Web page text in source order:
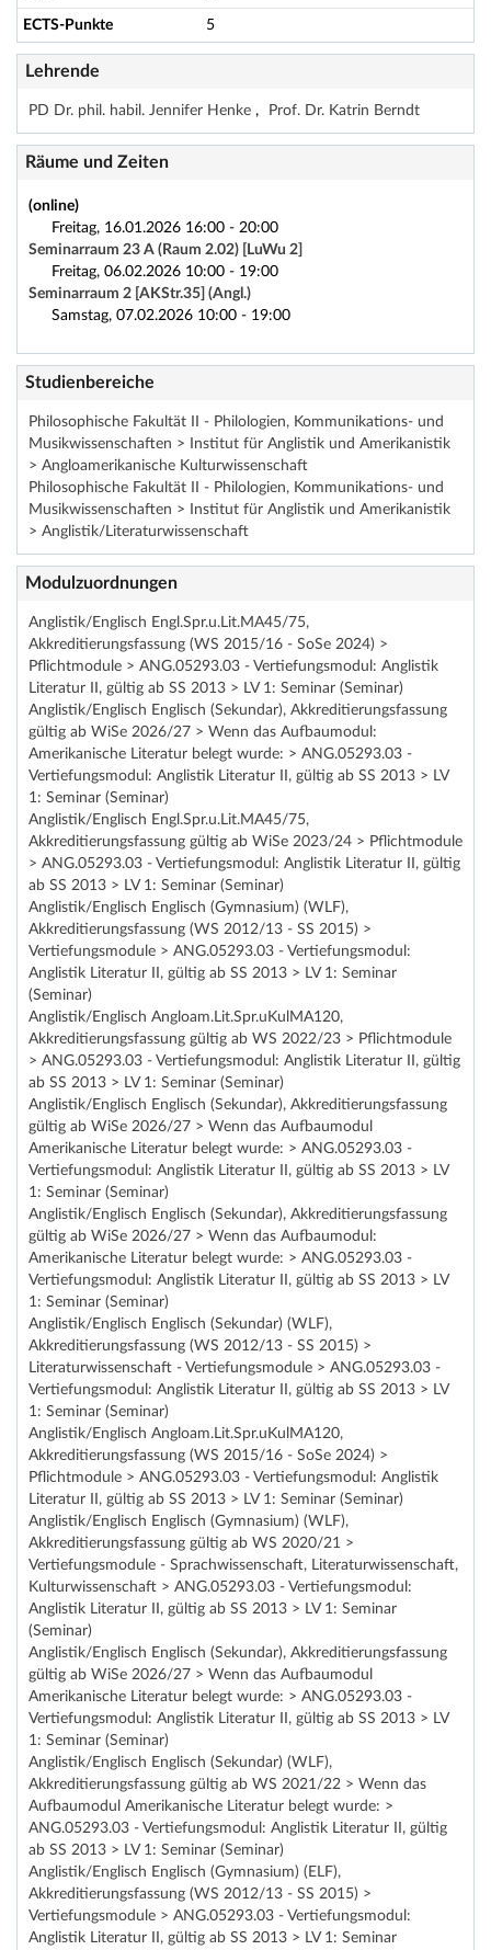
ECTS-Punkte 5
Lehrende
PD Dr. phil. habil. Jennifer Henke Prof. Dr. Katrin Berndt
Räume und Zeiten
(online)
Freitag, 16.01.2026 16:00 - 20:00
Seminarraum 23 A (Raum 2.02) [LuWu 2]
Freitag, 06.02.2026 10:00 - 19:00
Seminarraum 2 [AKStr.35] (Angl.)
Samstag, 07.02.2026 10:00 - 19:00
Studienbereiche
Philosophische Fakultät II - Philologien, Kommunikations- und
Musikwissenschaften > Institut für Anglistik und Amerikanistik
> Angloamerikanische Kulturwissenschaft
Philosophische Fakultät II - Philologien, Kommunikations- und
Musikwissenschaften > Institut für Anglistik und Amerikanistik
> Anglistik/Literaturwissenschaft
Modulzuordnungen
Anglistik/Englisch Engl.Spr.u.Lit.MA45/75,
Akkreditierungsfassung (WS 2015/16 - SoSe 2024) >
Pflichtmodule > ANG.05293.03 - Vertiefungsmodul: Anglistik
Literatur II, gültig ab SS 2013 > LV 1: Seminar (Seminar)
Anglistik/Englisch Englisch (Sekundar), Akkreditierungsfassung
gültig ab WiSe 2026/27 > Wenn das Aufbaumodul:
Amerikanische Literatur belegt wurde: > ANG.05293.03 -
Vertiefungsmodul: Anglistik Literatur II, gültig ab SS 2013 > LV
1: Seminar (Seminar)
Anglistik/Englisch Engl.Spr.u.Lit.MA45/75,
Akkreditierungsfassung gültig ab WiSe 2023/24 > Pflichtmodule
> ANG.05293.03 - Vertiefungsmodul: Anglistik Literatur II, gültig
ab SS 2013 > LV 1: Seminar (Seminar)
Anglistik/Englisch Englisch (Gymnasium) (WLF),
Akkreditierungsfassung (WS 2012/13 - SS 2015) >
Vertiefungsmodule > ANG.05293.03 - Vertiefungsmodul:
Anglistik Literatur II, gültig ab SS 2013 > LV 1: Seminar
(Seminar)
Anglistik/Englisch Angloam.Lit.Spr.uKulMA120,
Akkreditierungsfassung gültig ab WS 2022/23 > Pflichtmodule
> ANG.05293.03 - Vertiefungsmodul: Anglistik Literatur II, gültig
ab SS 2013 > LV 1: Seminar (Seminar)
Anglistik/Englisch Englisch (Sekundar), Akkreditierungsfassung
gültig ab WiSe 2026/27 > Wenn das Aufbaumodul
Amerikanische Literatur belegt wurde: > ANG.05293.03 -
Vertiefungsmodul: Anglistik Literatur II, gültig ab SS 2013 > LV
1: Seminar (Seminar)
Anglistik/Englisch Englisch (Sekundar), Akkreditierungsfassung
gültig ab WiSe 2026/27 > Wenn das Aufbaumodul:
Amerikanische Literatur belegt wurde: > ANG.05293.03 -
Vertiefungsmodul: Anglistik Literatur II, gültig ab SS 2013 > LV
1: Seminar (Seminar)
Anglistik/Englisch Englisch (Sekundar) (WLF),
Akkreditierungsfassung (WS 2012/13 - SS 2015) >
Literaturwissenschaft - Vertiefungsmodule > ANG.05293.03 -
Vertiefungsmodul: Anglistik Literatur II, gültig ab SS 2013 > LV
1: Seminar (Seminar)
Anglistik/Englisch Angloam.Lit.Spr.uKulMA120,
Akkreditierungsfassung (WS 2015/16 - SoSe 2024) >
Pflichtmodule > ANG.05293.03 - Vertiefungsmodul: Anglistik
Literatur II, gültig ab SS 2013 > LV 1: Seminar (Seminar)
Anglistik/Englisch Englisch (Gymnasium) (WLF),
Akkreditierungsfassung gültig ab WS 2020/21 >
Vertiefungsmodule - Sprachwissenschaft, Literaturwissenschaft,
Kulturwissenschaft > ANG.05293.03 - Vertiefungsmodul:
Anglistik Literatur II, gültig ab SS 2013 > LV 1: Seminar
(Seminar)
Anglistik/Englisch Englisch (Sekundar), Akkreditierungsfassung
gültig ab WiSe 2026/27 > Wenn das Aufbaumodul
Amerikanische Literatur belegt wurde: > ANG.05293.03 -
Vertiefungsmodul: Anglistik Literatur II, gültig ab SS 2013 > LV
1: Seminar (Seminar)
Anglistik/Englisch Englisch (Sekundar) (WLF),
Akkreditierungsfassung gültig ab WS 2021/22 > Wenn das
Aufbaumodul Amerikanische Literatur belegt wurde: >
ANG.05293.03 - Vertiefungsmodul: Anglistik Literatur II, gültig
ab SS 2013 > LV 1: Seminar (Seminar)
Anglistik/Englisch Englisch (Gymnasium) (ELF),
Akkreditierungsfassung (WS 2012/13 - SS 2015) >
Vertiefungsmodule > ANG.05293.03 - Vertiefungsmodul:
Anglistik Literatur II, gültig ab SS 2013 > LV 1: Seminar